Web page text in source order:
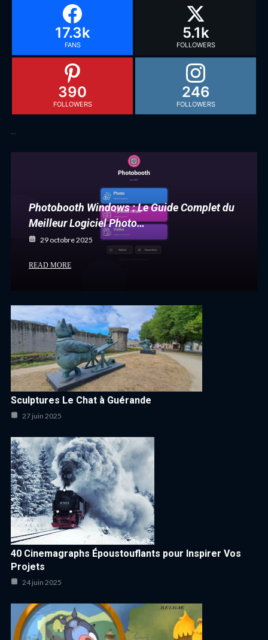
17.3k
FANS
5.1k
FOLLOWERS
390
FOLLOWERS
246
FOLLOWERS
Photobooth Windows : Le Guide Complet du
Meilleur Logiciel Photo…
29 octobre 2025
READ MORE
Sculptures Le Chat à Guérande
27 juin 2025
40 Cinemagraphs Époustouflants pour Inspirer Vos
Projets
24 juin 2025